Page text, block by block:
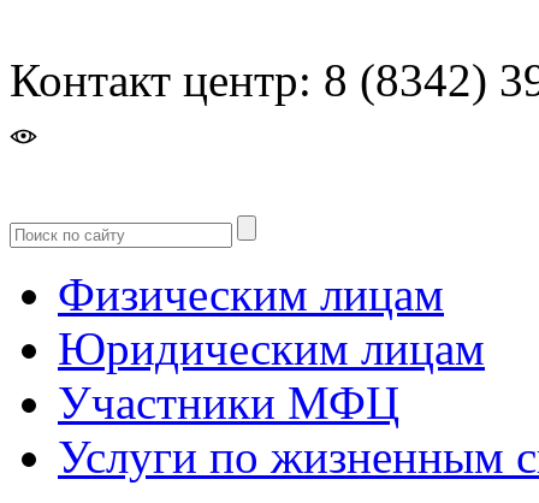
Контакт центр: 8 (8342)
Физическим лицам
Юридическим лицам
Участники МФЦ
Услуги по жизненным